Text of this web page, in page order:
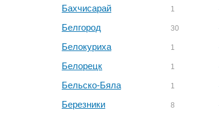
Бахчисарай 1
Белгород 30
Белокуриха 1
Белорецк 1
Бельско-Бяла 1
Березники 8